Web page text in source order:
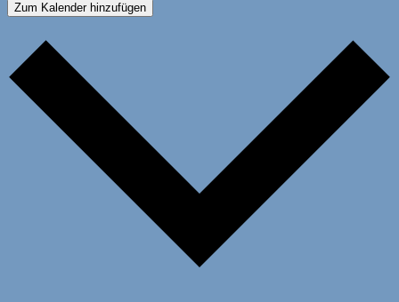
Zum Kalender hinzufügen